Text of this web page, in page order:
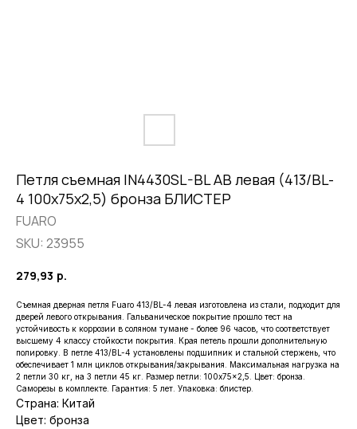
Петля съемная IN4430SL-BL AB левая (413/BL-
4 100x75x2,5) бронза БЛИСТЕР
FUARO
SKU: 23955
279,93 р.
Съемная дверная петля Fuaro 413/BL-4 левая изготовлена из стали, подходит для
дверей левого открывания. Гальваническое покрытие прошло тест на
устойчивость к коррозии в соляном тумане - более 96 часов, что соответствует
высшему 4 классу стойкости покрытия. Края петель прошли дополнительную
полировку. В петле 413/BL-4 установлены подшипник и стальной стержень, что
обеспечивает 1 млн циклов открывания/закрывания. Максимальная нагрузка на
2 петли 30 кг, на 3 петли 45 кг. Размер петли: 100x75x2,5. Цвет: бронза.
Саморезы в комплекте. Гарантия: 5 лет. Упаковка: блистер.
Страна: Китай
Цвет: бронза